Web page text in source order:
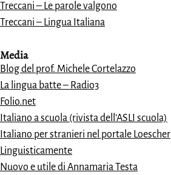
Treccani – Le parole valgono
Treccani – Lingua Italiana
Media
Blog del prof. Michele Cortelazzo
La lingua batte – Radio3
Folio.net
Italiano a scuola (rivista dell’ASLI scuola)
Italiano per stranieri nel portale Loescher
Linguisticamente
Nuovo e utile di Annamaria Testa